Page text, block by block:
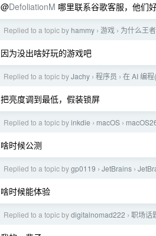
@DefoliationM 哪里联系谷歌客服，他们
Replied to a topic by hammy › 游戏 › 为什么王
因为没出啥好玩的游戏吧
Replied to a topic byJachy › 程序员 › 在 AI 编
把亮度调到最低，假装锁屏
Replied to a topic byinkdie › macOS ›
啥时候公测
Replied to a topic bygp0119 › JetBrains ›
啥时候能体验
Replied to a topic bydigitalnomad222 › 职场话